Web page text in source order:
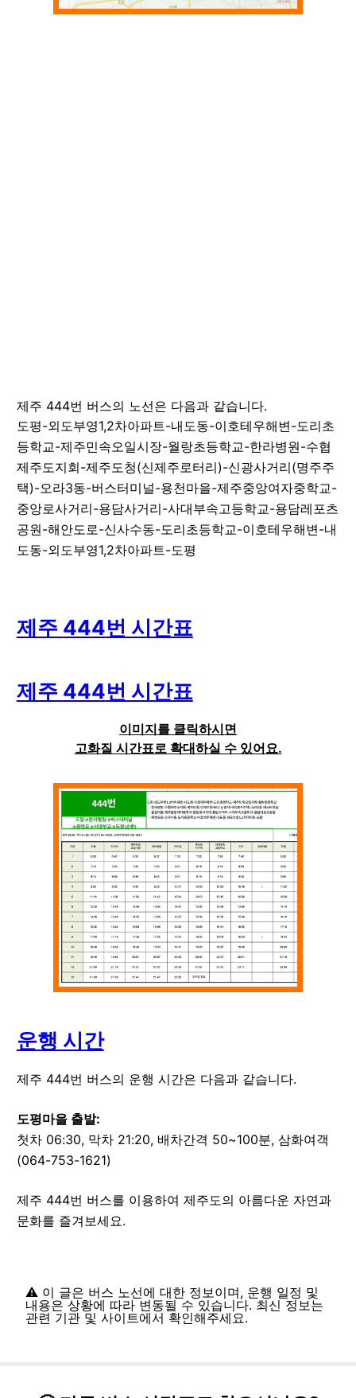
제주 444번 버스의 노선은 다음과 같습니다.
도평-외도부영1,2차아파트-내도동-이호테우해변-도리초
등학교-제주민속오일시장-월랑초등학교-한라병원-수협
제주도지회-제주도청(신제주로터리)-신광사거리(명주주
택)-오라3동-버스터미널-용천마을-제주중앙여자중학교-
중앙로사거리-용담사거리-사대부속고등학교-용담레포츠
공원-해안도로-신사수동-도리초등학교-이호테우해변-내
도동-외도부영1,2차아파트-도평
제주 444번 시간표
제주 444번 시간표
이미지를 클릭하시면
고화질 시간표로 확대하실 수 있어요.
운행 시간
제주 444번 버스의 운행 시간은 다음과 같습니다.
도평마을출발:
첫차 06:30, 막차 21:20, 배차간격 50~100분, 삼화여객
(064-753-1621)
제주 444번 버스를 이용하여 제주도의 아름다운 자연과
문화를 즐겨보세요.
⚠️ 이 글은 버스 노선에 대한 정보이며, 운행 일정 및
내용은 상황에 따라 변동될 수 있습니다. 최신 정보는
관련 기관 및 사이트에서 확인해주세요.